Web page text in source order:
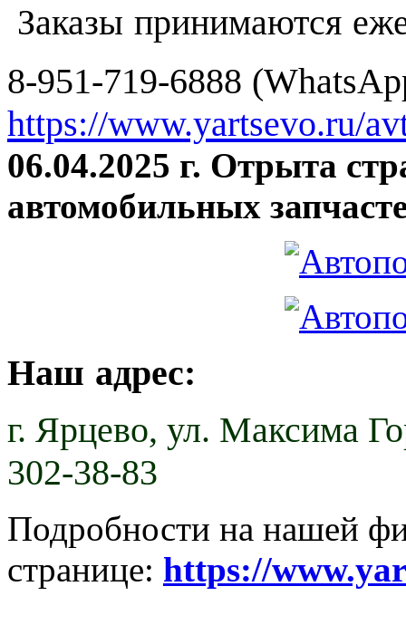
Заказы принимаются
8-951-719-6888
https://www.yartsevo.ru/
06.04.2025 г. Отрыта
автомобильных
Наш адрес:
г. Ярцево, ул. Максима
302-38-83
Подробности на нашей
странице: https://